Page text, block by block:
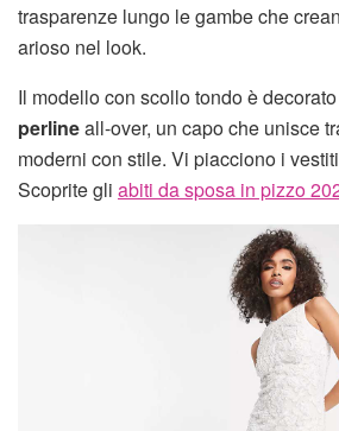
trasparenze lungo le gambe che
arioso nel look.
Il modello con scollo tondo è
perlineall-over, un capo che unisce
moderni con stile. Vi piacciono i
Scoprite gli abiti da sposa in pizzo